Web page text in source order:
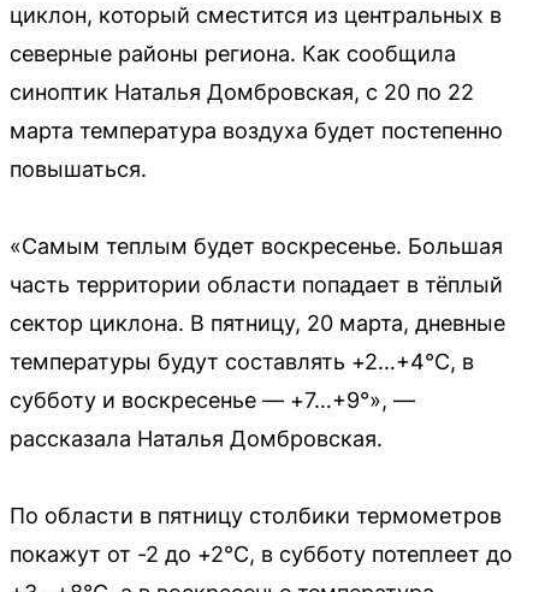
циклон, который сместится из центральных в
северные районы региона. Как сообщила
синоптик Наталья Домбровская, с 20 по 22
марта температура воздуха будет постепенно
повышаться.
«Самым теплым будет воскресенье. Большая
часть территории области попадает в тёплый
сектор циклона. В пятницу, 20 марта, дневные
температуры будут составлять +2…+4°С, в
субботу и воскресенье — +7…+9°», —
рассказала Наталья Домбровская.
По области в пятницу столбики термометров
покажут от -2 до +2°С, в субботу потеплеет до